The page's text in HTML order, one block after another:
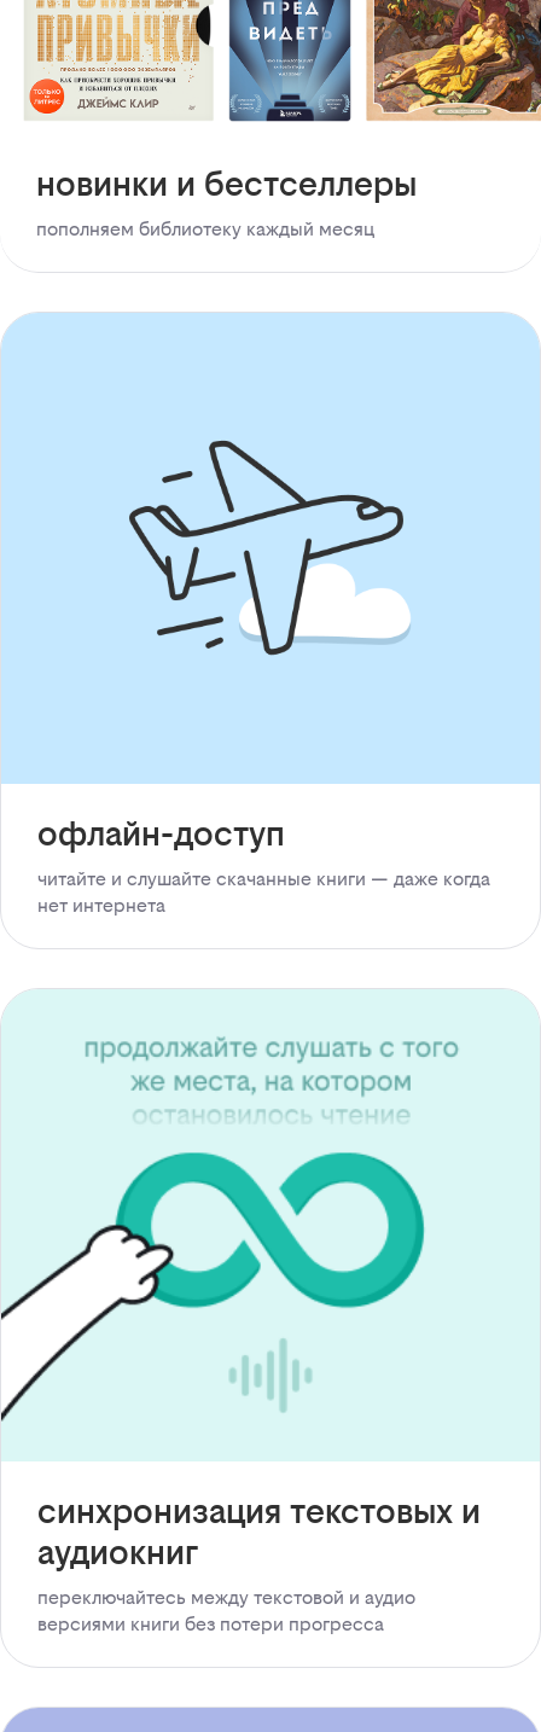
новинки и бестселлеры
пополняем библиотеку каждый месяц
офлайн-доступ
читайте и слушайте скачанные книги — даже когда
нет интернета
синхронизация текстовых и
аудиокниг
переключайтесь между текстовой и аудио
версиями книги без потери прогресса